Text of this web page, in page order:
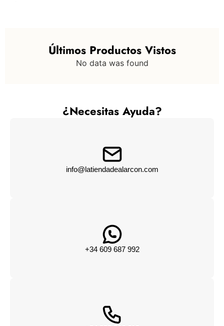
Últimos Productos Vistos
No data was found
¿Necesitas Ayuda?
info@latiendadealarcon.com
+34 609 687 992